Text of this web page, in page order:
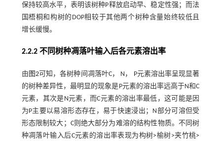
保持较高水平，表明该树种P释放启动早、稳定性强；而法
国梧桐和构树的DOP相较于其他两个树种含量始终较低且
增长缓慢。
2.2.2 不同树种凋落叶输入后各元素溶出率
由 图2可知，各树种间凋落叶C， N， P元素溶出率呈现显著
的树种差异性，最明显的现象是P元素的溶出率远高于N和C
元素，其次是N元素，而C元素的溶出率最低，这可能是因
为P主要以易溶形态存在，易于快速浸出；N部分可溶但受
形态限制较大；C则绝大部分为难溶的结构性物质。不同树
种凋落叶输入后C元素的溶出率表现为构树>榆树>夹竹桃>